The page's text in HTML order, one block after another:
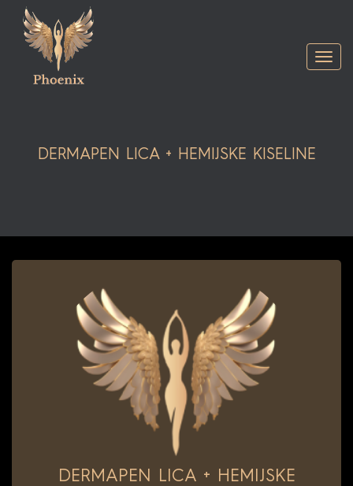
DERMAPEN LICA + HEMIJSKE KISELINE
DERMAPEN LICA + HEMIJSKE